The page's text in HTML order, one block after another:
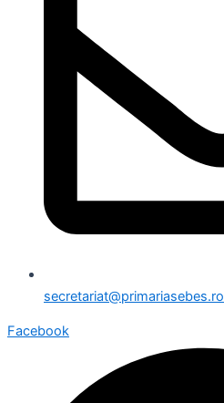
secretariat@primariasebes.ro
Facebook